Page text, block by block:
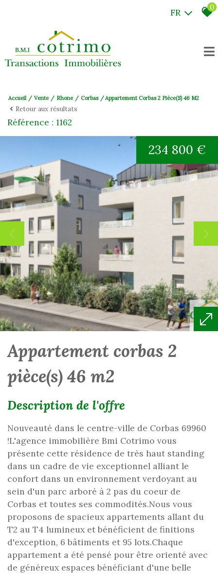
FR 0
Accueil Vente Rhone Corbas Appartement Corbas 2 Pièce(s) 46 M2
Retour aux résultats
Référence : 1162
234 800 €
appartement corbas 2
pièce(s) 46 m2
description de l'offre
Nouveauté dans le centre-ville de Corbas 69960
!L'agence immobilière Bmi Cotrimo vous
présente cette résidence de très haut standing
dans un cadre de vie exceptionnel alliant le
confort dans un environnement verdoyant au
sein d'un parc arboré à 2 pas du coeur de
Corbas et toutes ses commodités.Nous vous
proposons de spacieux appartements allant du
T2 au T4 lumineux et bénéficient de finitions
d'exception, 6 bâtiments et 95 lots.Chaque
appartement a été pensé pour être orienté avec
de généreux espaces bénéficiant d'une belle